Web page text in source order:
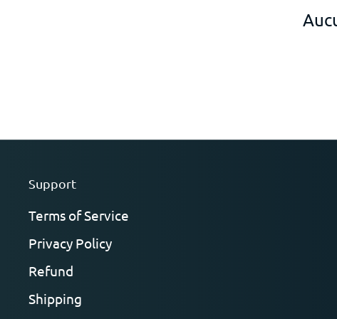
Support
Terms of Service
Privacy Policy
Refund
Shipping